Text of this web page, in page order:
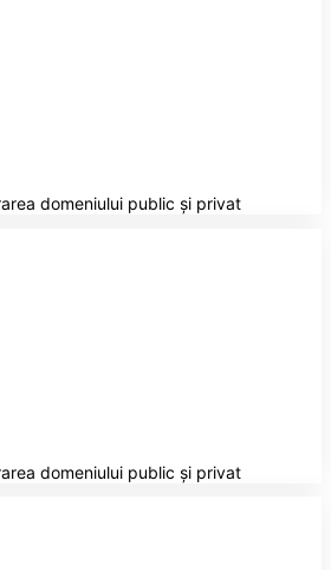
domeniului public și privat
domeniului public și privat